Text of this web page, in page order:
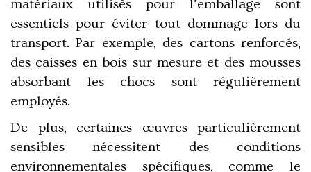
matériaux utilisés pour l’emballage sont
essentiels pour éviter tout dommage lors du
transport. Par exemple, des cartons renforcés,
des caisses en bois sur mesure et des mousses
absorbant les chocs sont régulièrement
employés.
De plus, certaines œuvres particulièrement
sensibles nécessitent des conditions
environnementales spécifiques, comme le